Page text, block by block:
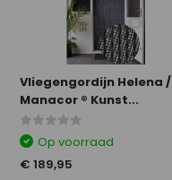
Vliegengordijn Helena /
Manacor ® Kunst...
Op voorraad
€ 189,95